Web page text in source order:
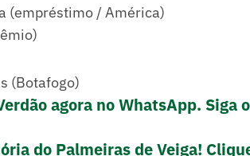
(empréstimo / América)
(Botafogo)
agora no WhatsApp. Siga
do Palmeiras de Veiga!